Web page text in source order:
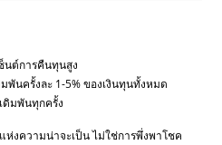
นต์การคืนทุนสูง
พันครั้งละ 1-5% ของเงินทุนทั้งหมด
ดิมพันทุกครั้ง
ห่งความน่าจะเป็น ไม่ใช่การพึ่งพาโชค